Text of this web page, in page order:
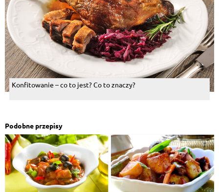
Konfitowanie – co to jest? Co to znaczy?
Podobne przepisy